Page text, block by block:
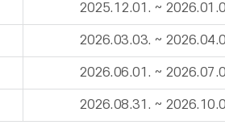
2025.12.01. ~
2026.03.03. ~
2026.06.01. ~
2026.08.31. ~